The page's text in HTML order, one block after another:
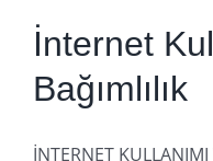
İnternet
Bağımlılık
İNTERNET